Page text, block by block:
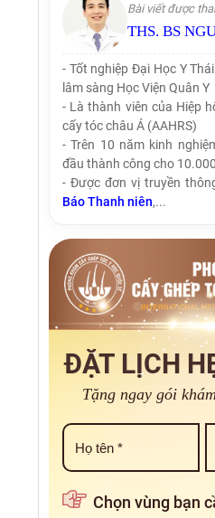
Bài viết được
THS. BS
- Tốt nghiệp Đại Học Y
lâm sàng Học Viện Quân Y
- Là thành viên của Hiệp
cấy tóc châu Á (AAHRS)
- Trên 10 năm kinh
đầu thành công cho
- Được đơn vị truyền
Báo Thanh niên,...
ĐẶT LỊCH
Tặng ngay gói
Chọn vùng bạn